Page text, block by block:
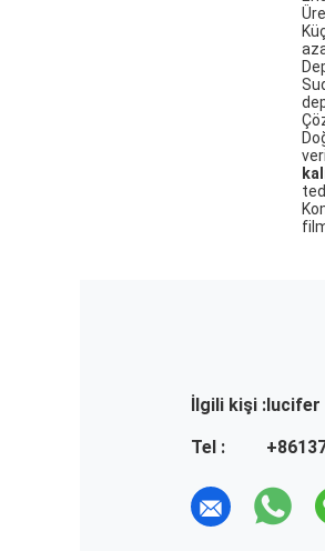
İlgili kişi :lucifer
Tel :